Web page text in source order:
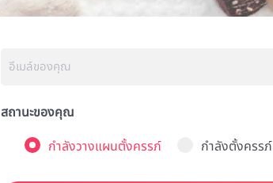
สถานะของคุณ
กำลังวางแผนตั้งครรภ์
กำลังตั้งครรภ์